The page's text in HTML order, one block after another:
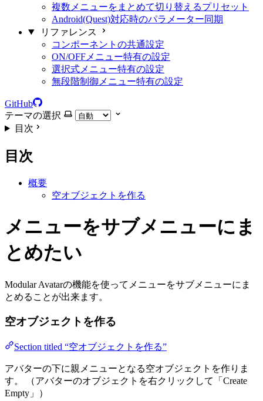
複数メニューをまとめて切り替えるプリセット
Android(Quest)対応時のパラメーター同期
リファレンス
コンポーネントの共通設定
ON/OFFメニュー特有の設定
選択式メニュー特有の設定
無段階制御メニュー特有の設定
GitHub
テーマの選択
目次
目次
概要
空オブジェクトを作る
メニューをサブメニューにま
とめたい
Modular Avatarの機能を使ってメニューをサブメニューにま
とめることが出来ます。
空オブジェクトを作る
Section titled “空オブジェクトを作る”
アバターの下に親メニューとなる空オブジェクトを作りま
す。 （アバターのオブジェクトを右クリックして「Create
Empty」）